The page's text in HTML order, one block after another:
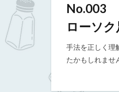
No.003
ローソ
手法を正しく理
たかもしれませ